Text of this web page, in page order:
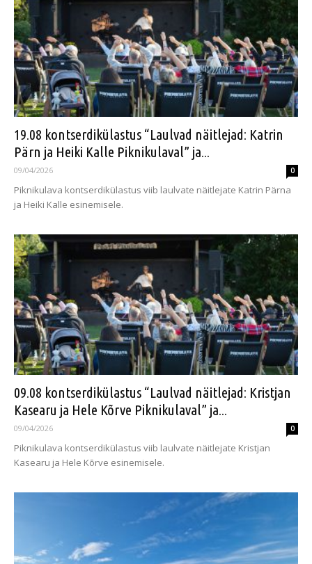
19.08 kontserdikülastus “Laulvad näitlejad: Katrin
Pärn ja Heiki Kalle Piknikulaval” ja...
09/04/2026 0
Piknikulava kontserdikülastus viib laulvate näitlejate Katrin Pärna
ja Heiki Kalle esinemisele.
09.08 kontserdikülastus “Laulvad näitlejad: Kristjan
Kasearu ja Hele Kõrve Piknikulaval” ja...
09/04/2026 0
Piknikulava kontserdikülastus viib laulvate näitlejate Kristjan
Kasearu ja Hele Kõrve esinemisele.